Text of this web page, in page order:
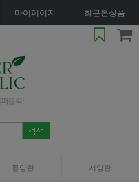
마이페이지 최근본상품
동양란 서양란